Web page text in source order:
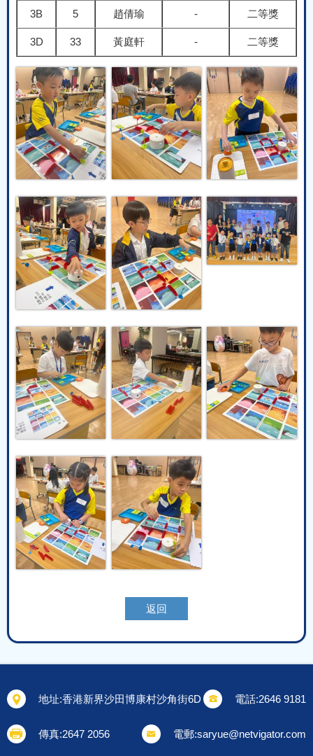
3B 5 趙倩瑜 - 二等獎
3D 33 黃庭軒 - 二等獎
返回
地址:香港新界沙田博康村沙角街6D 電話:2646 9181
傳真:2647 2056 電郵:saryue@netvigator.com